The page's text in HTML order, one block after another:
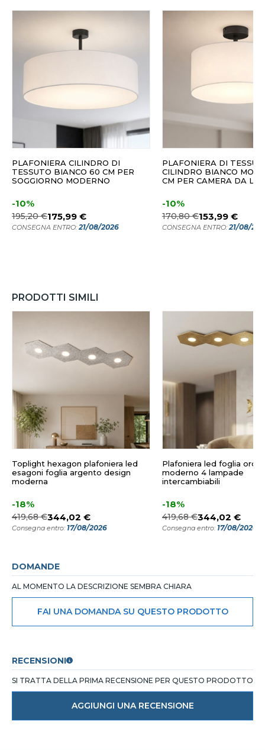
PLAFONIERA CILINDRO DI
TESSUTO BIANCO 60 CM PER
SOGGIORNO MODERNO
-10%
195,20 €175,99 €
CONSEGNA ENTRO:21/08/2026
PLAFONIERA DI
CILINDRO BIANCO
CM PER CAMERA DA
-10%
170,80 €153,99 €
CONSEGNA ENTRO:21/08/
PRODOTTI SIMILI
Toplight hexagon plafoniera led
esagoni foglia argento design
moderna
-18%
419,68 €344,02 €
Consegna entro: 17/08/2026
Plafoniera led foglia oro
moderno 4 lampade
intercambiabili
-18%
419,68 €344,02 €
Consegna entro: 17/08/2026
DOMANDE
AL MOMENTO LA DESCRIZIONE SEMBRA CHIARA
FAI UNA DOMANDA SU QUESTO PRODOTTO
RECENSIONI
SI TRATTA DELLA PRIMA RECENSIONE PER QUESTO PRODOTTO
AGGIUNGI UNA RECENSIONE